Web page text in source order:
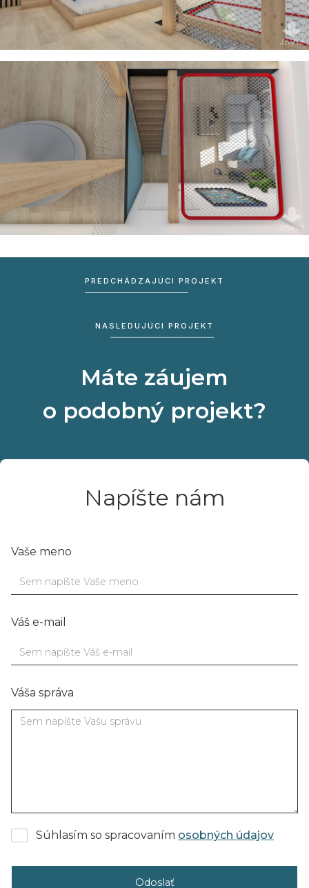
PREDCHÁDZAJÚCI PROJEKT
NASLEDUJÚCI PROJEKT
Máte záujem
o podobný projekt?
Napíšte nám
Vaše meno
Váš e-mail
Váša správa
Súhlasím so spracovaním osobných údajov